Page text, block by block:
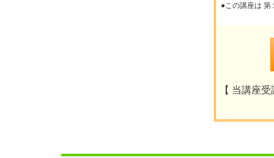
●この講座は 第
【 当講座